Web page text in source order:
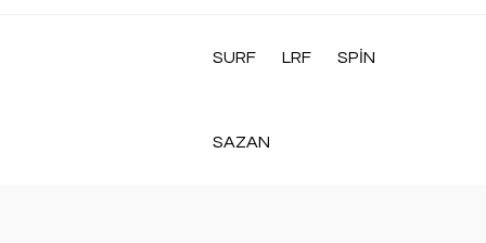
SURF LRF SPİN
SAZAN